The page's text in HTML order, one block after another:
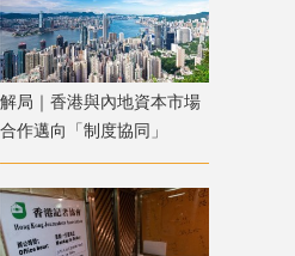
解局｜香港與內地資本市場
合作邁向「制度協同」